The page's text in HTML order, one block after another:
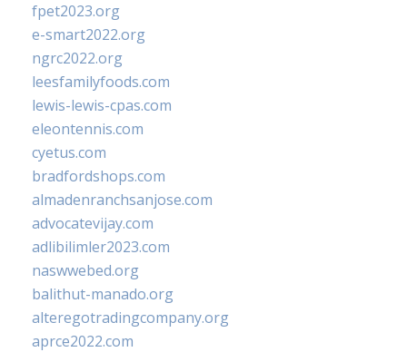
fpet2023.org
e-smart2022.org
ngrc2022.org
leesfamilyfoods.com
lewis-lewis-cpas.com
eleontennis.com
cyetus.com
bradfordshops.com
almadenranchsanjose.com
advocatevijay.com
adlibilimler2023.com
naswwebed.org
balithut-manado.org
alteregotradingcompany.org
aprce2022.com